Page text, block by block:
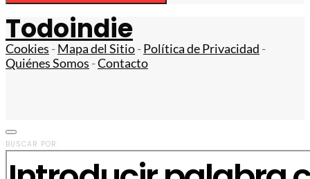
Todoindie
Cookies -Mapa del Sitio-Política de Privacidad -
Quiénes Somos -Contacto
BUSCAR POR: